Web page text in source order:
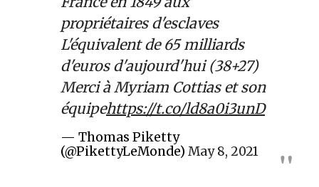
propriétaires d'esclaves
L'équivalent de 65 milliards
d'euros d'aujourd'hui (38+27)
Merci à Myriam Cottias et son
équipehttps://t.co/ld8a0i3unD
— Thomas Piketty
(@PikettyLeMonde) May 8, 2021